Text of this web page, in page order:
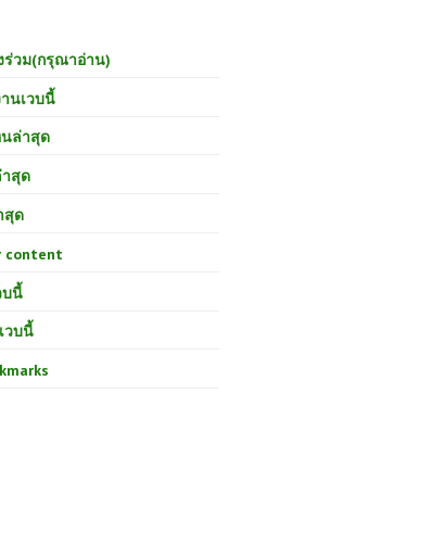
ร่วม(กรุณาอ่าน)
นเวบนี้
นล่าสุด
าสุด
สุด
content
บนี้
วบนี้